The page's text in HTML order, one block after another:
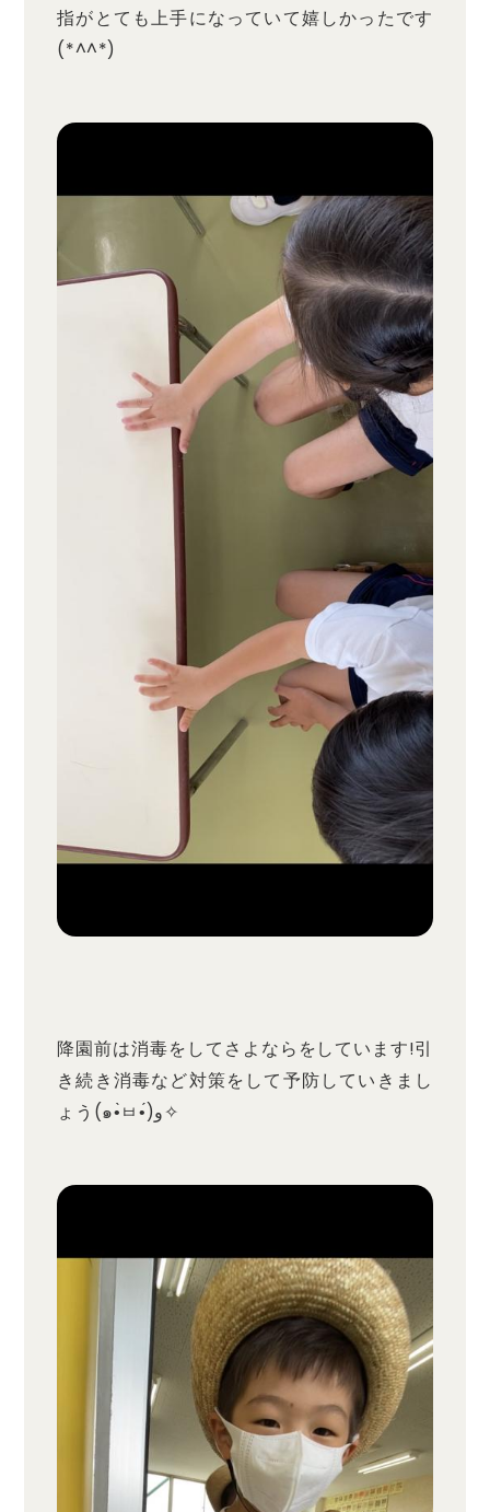
指がとても上手になっていて嬉しかったです
(*^^*)
降園前は消毒をしてさよならをしています!引
き続き消毒など対策をして予防していきまし
ょう(๑•̀ㅂ•́)و✧